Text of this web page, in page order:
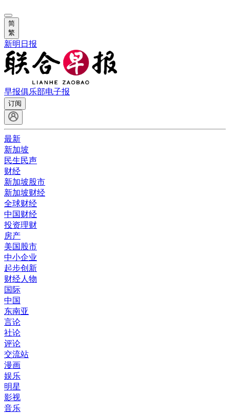
简
繁
新明日报
早报俱乐部电子报
订阅
最新
新加坡
民生民声
财经
新加坡股市
新加坡财经
全球财经
中国财经
投资理财
房产
美国股市
中小企业
起步创新
财经人物
国际
中国
东南亚
言论
社论
评论
交流站
漫画
娱乐
明星
影视
音乐